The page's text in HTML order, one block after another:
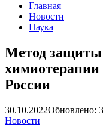
Главная
Новости
Наука
Метод защиты
химиотерапии
России
30.10.2022Обновлено:
Новости